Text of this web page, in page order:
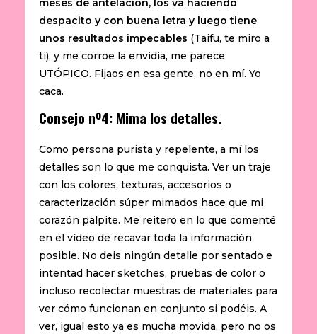
meses de antelación, los va haciendo
despacito y con buena letra y luego tiene
unos resultados impecables (Taifu, te miro a
ti), y me corroe la envidia, me parece
UTÓPICO. Fijaos en esa gente, no en mí. Yo
caca.
Consejo nº4: Mima los detalles.
Como persona purista y repelente, a mí los
detalles son lo que me conquista. Ver un traje
con los colores, texturas, accesorios o
caracterización súper mimados hace que mi
corazón palpite. Me reitero en lo que comenté
en el vídeo de recavar toda la información
posible. No deis ningún detalle por sentado e
intentad hacer sketches, pruebas de color o
incluso recolectar muestras de materiales para
ver cómo funcionan en conjunto si podéis. A
ver, igual esto ya es mucha movida, pero no os